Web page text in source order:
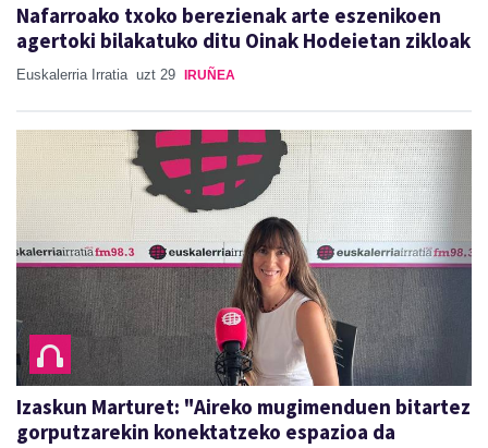
Nafarroako txoko berezienak arte eszenikoen
agertoki bilakatuko ditu Oinak Hodeietan zikloak
Euskalerria Irratia uzt 29 IRUÑEA
Izaskun Marturet: "Aireko mugimenduen bitartez
gorputzarekin konektatzeko espazioa da